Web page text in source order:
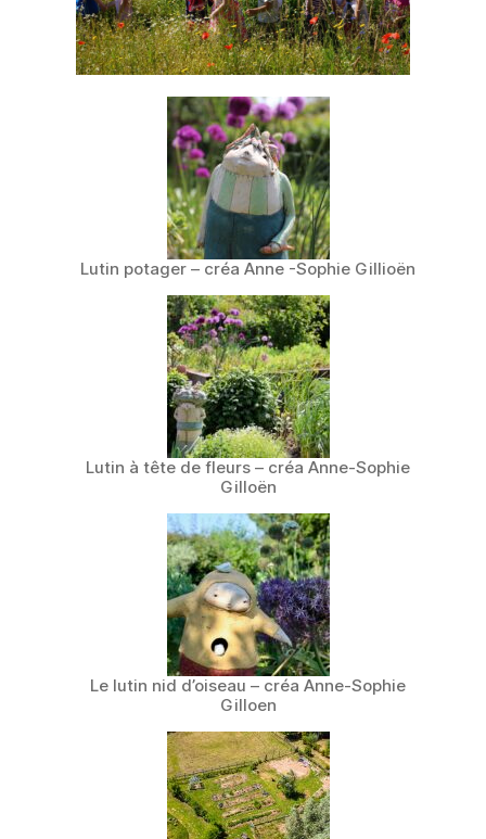
Lutin potager – créa Anne -Sophie Gillioën
Lutin à tête de fleurs – créa Anne-Sophie
Gilloën
Le lutin nid d’oiseau – créa Anne-Sophie
Gilloen